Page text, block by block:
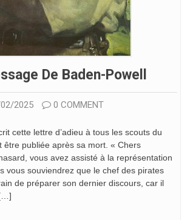
De Baden-Powell
2025 0 COMMENT
cette lettre d’adieu à tous les scouts du
être publiée après sa mort. « Chers
vous avez assisté à la représentation
vous souviendrez que le chef des pirates
de préparer son dernier discours, car il